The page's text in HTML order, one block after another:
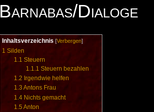
Barnabas/Dialoge
Inhaltsverzeichnis [Verbergen]
1 Silden
1.1 Steuern
1.1.1 Steuern bezahlen
1.2 Irgendwie helfen
1.3 Antons Frau
1.4 Nichts gemacht
1.5 Anton